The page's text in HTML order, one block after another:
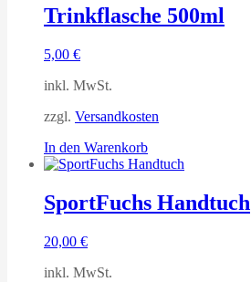
mehrere
Varianten
der
gewählt
werden
Trinkflasche 500ml
5,00 €
inkl. MwSt.
zzgl. Versandkosten
In den Warenkorb
SportFuchs Handtuch
20,00 €
inkl. MwSt.